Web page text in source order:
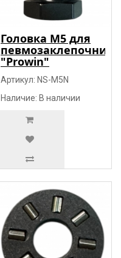
Головка М5 для
певмозаклепочника
"Prowin"
Артикул: NS-М5N
Наличие: В наличии